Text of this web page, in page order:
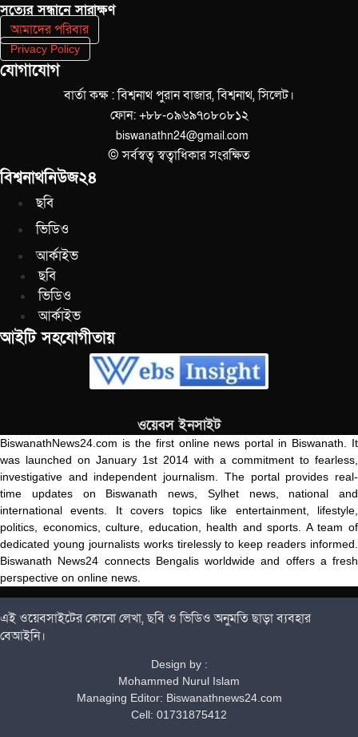
সত‌্যের সন্ধানে সারাক্ষণ
আমাদের পরিবার
Privacy Policy
যোগাযোগ
বার্তা কক্ষ : বিশ্বনাথ পুরান বাজার, বিশ্বনাথ, সিলেট।
ফোন: +৮৮-০৯৬৯৭০৮০৮১২
biswanathn24@gmail.com
© সর্বস্বত্ব স্বত্বাধিকার সংরক্ষিত
বিশ্বনাথনিউজ২৪
ছবি
ভিডিও
আর্কাইভ
ছবি
ভিডিও
আর্কাইভ
আইটি সহযোগীতায়
ওয়েবস ইনসাইট
BiswanathNews24.com is the first online news portal in Biswanath. It
was launched on January 1st 2014 with a commitment to fearless,
investigative and independent journalism. The portal provides real-
time updates on Biswanath news, Sylhet news, national and
international events. It covers topics like entertainment, lifestyle,
politics, economics, culture, education, health and sports. A team of
dedicated young journalists works tirelessly to keep readers informed.
Biswanath News24 connects Bengalis worldwide and offers a fresh
perspective on online news.
এই ওয়েবসাইটের কোনো লেখা, ছবি ও ভিডিও অনুমতি ছাড়া ব্যবহার
বেআইনি।
Design by :
Mohammed Nurul Islam
Managing Editor: Biswanathnews24.com
Cell: 01731875412